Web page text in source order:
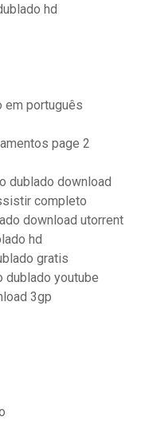
hd
em português
page 2
dublado download
completo
download utorrent
hd
gratis
youtube
3gp